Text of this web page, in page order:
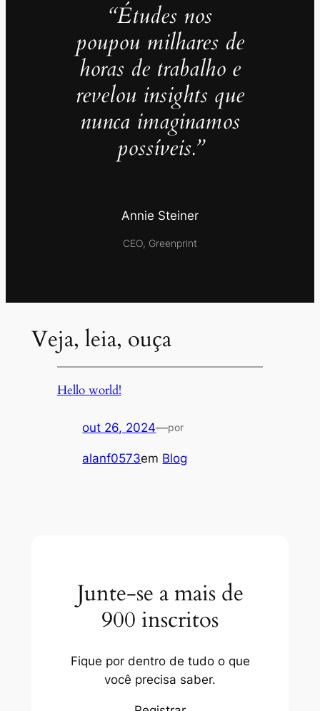
“Études nos
poupou milhares de
horas de trabalho e
revelou insights que
nunca imaginamos
possíveis.”
Annie Steiner
CEO, Greenprint
Veja, leia, ouça
Hello world!
out 26, 2024—por
alanf0573em Blog
Junte-se a mais de
900 inscritos
Fique por dentro de tudo o que
você precisa saber.